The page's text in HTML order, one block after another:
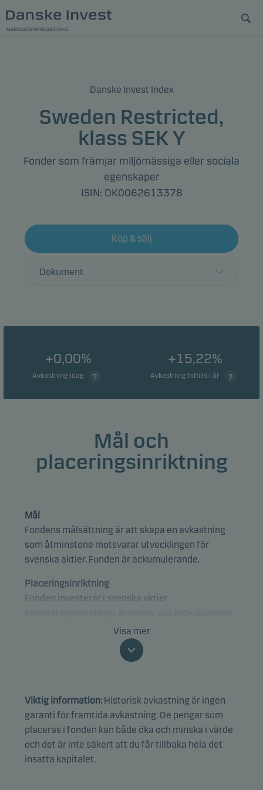
MARKNADSFÖRINGSMATERIAL
Danske Invest Index
Sweden Restricted,
klass SEK Y
Fonder som främjar miljömässiga eller sociala
egenskaper
ISIN: DK0062613378
Köp & sälj
Dokument
+0,00%
Avkastning idag
+15,22%
Avkastning hittills i år
Mål och
placeringsinriktning
Mål
Fondens målsättning är att skapa en avkastning
som åtminstone motsvarar utvecklingen för
svenska aktier. Fonden är ackumulerande.
Placeringsinriktning
Fonden investerar i svenska aktier.
Det innebär att investeringarna är sammansatta
för att spegla fondens jämförelseindex som
representerar ett urval av de största och mest
UCITS. Det kan finnas investeringar som inte ingår i
indexet.
Fonden är kategoriserad i enlighet med SFDR
Article 8 och främjar miljörelaterade och/eller
Visa mer
Viktig information: Historisk avkastning är ingen
garanti för framtida avkastning. De pengar som
placeras i fonden kan både öka och minska i värde
och det är inte säkert att du får tillbaka hela det
insatta kapitalet.